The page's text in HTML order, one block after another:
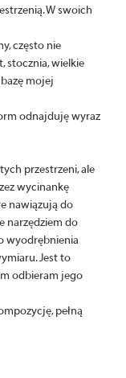
W swoich
często nie
stocznia, wielkie
mojej
odnajduję wyraz
przestrzeni, ale
wycinankę
nawiązują do
narzędziem do
wyodrębnienia
Jest to
odbieram jego
pełną